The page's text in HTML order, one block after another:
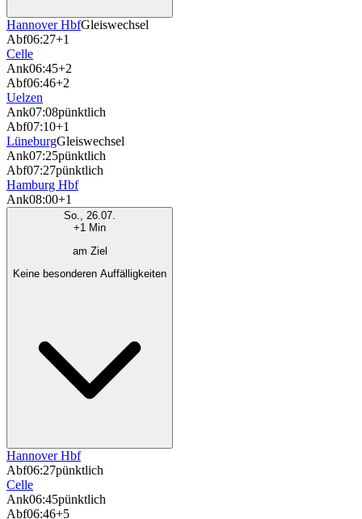
Hannover HbfGleiswechsel
Abf06:27+1
Celle
Ank06:45+2
Abf06:46+2
Uelzen
Ank07:08pünktlich
Abf07:10+1
LüneburgGleiswechsel
Ank07:25pünktlich
Abf07:27pünktlich
Hamburg Hbf
Ank08:00+1
So., 26.07.
+1 Min
am Ziel
Keine besonderen Auffälligkeiten
Hannover Hbf
Abf06:27pünktlich
Celle
Ank06:45pünktlich
Abf06:46+5